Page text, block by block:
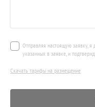
Отправляя настоящую заявку, я
указанных в заявке, и
Скачать тарифы на размещение